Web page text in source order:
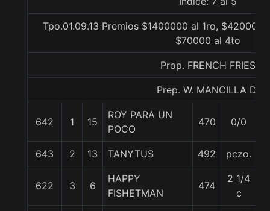
Tpo.01.09.13 Premios $1400000 al 1ro, $420000
$70000 al 4to
Prop. FRENCH FRIES
Prep. W. MANCILLA D.
642 1 15
ROY PARA UN
POCO
470 0/0
643 2 13 TANYTUS 492 pczo.
622 3 6
HAPPY
FISHETMAN
474
2 1/4
c